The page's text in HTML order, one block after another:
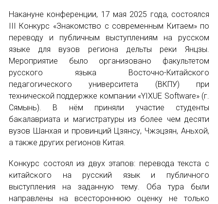
Накануне конференции, 17 мая 2025 года, состоялся
III Конкурс «Знакомство с современным Китаем» по
переводу и публичным выступлениям на русском
языке для вузов региона дельты реки Янцзы.
Мероприятие было организовано факультетом
русского языка Восточно-Китайского
педагогического университета (ВКПУ) при
технической поддержке компании «YIXUE Software» (г.
Сямынь). В нём приняли участие студенты
баĸалавриата и магистратуры из более чем десяти
вузов Шанхая и провинций Цзянсу, Чжэцзян, Аньхой,
а также других регионов Китая.
Конкурс состоял из двух этапов: перевода текста с
ĸитайсĸого на русский язык и публичного
выступления на заданную тему. Оба тура были
направлены на всестороннюю оценку не только